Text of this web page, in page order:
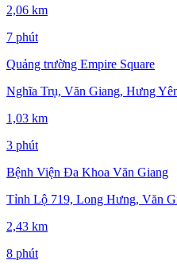
2,06 km
7 phút
Quảng trường Empire Square
Nghĩa Trụ, Văn Giang, Hưng
1,03 km
3 phút
Bệnh Viện Đa Khoa Văn Giang
Tỉnh Lộ 719, Long Hưng, Văn
2,43 km
8 phút